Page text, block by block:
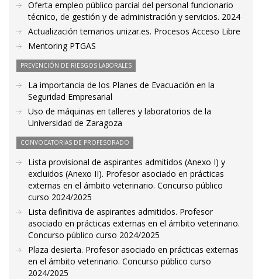
Oferta empleo público parcial del personal funcionario
técnico, de gestión y de administración y servicios. 2024
Actualización temarios unizar.es. Procesos Acceso Libre
Mentoring PTGAS
PREVENCIÓN DE RIESGOS LABORALES
La importancia de los Planes de Evacuación en la
Seguridad Empresarial
Uso de máquinas en talleres y laboratorios de la
Universidad de Zaragoza
CONVOCATORIAS DE PROFESORADO
Lista provisional de aspirantes admitidos (Anexo I) y
excluidos (Anexo II). Profesor asociado en prácticas
externas en el ámbito veterinario. Concurso público
curso 2024/2025
Lista definitiva de aspirantes admitidos. Profesor
asociado en prácticas externas en el ámbito veterinario.
Concurso público curso 2024/2025
Plaza desierta. Profesor asociado en prácticas externas
en el ámbito veterinario. Concurso público curso
2024/2025